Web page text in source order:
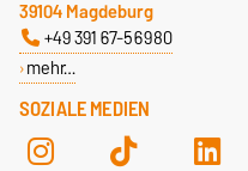
SOZIALE MEDIEN
39104 Magdeburg
+49 391 67-56980
mehr…